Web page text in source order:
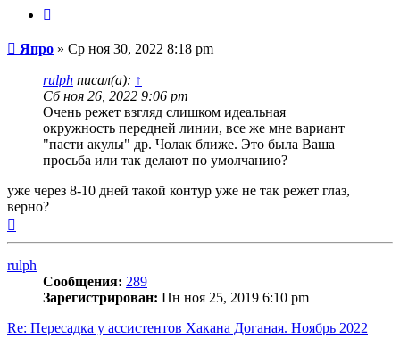
Сообщение
Япро » Ср ноя 30, 2022 8:18 pm
rulph писал(а): ↑
Сб ноя 26, 2022 9:06 pm
Очень режет взгляд слишком идеальная
окружность передней линии, все же мне вариант
"пасти акулы" др. Чолак ближе. Это была Ваша
просьба или так делают по умолчанию?
уже через 8-10 дней такой контур уже не так режет глаз,
верно?
rulph
Сообщения: 289
Зарегистрирован: Пн ноя 25, 2019 6:10 pm
Re: Пересадка у ассистентов Хакана Доганая. Ноябрь 2022